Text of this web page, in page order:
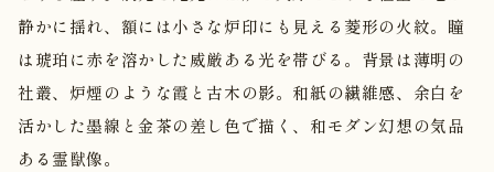
静かに揺れ、額には小さな炉印にも見える菱形の火紋。瞳
は琥珀に赤を溶かした威厳ある光を帯びる。背景は薄明の
社叢、炉煙のような霞と古木の影。和紙の繊維感、余白を
活かした墨線と金茶の差し色で描く、和モダン幻想の気品
ある霊獣像。